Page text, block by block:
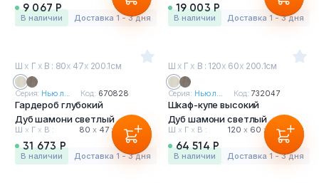
9 067 Р
в наличии Доставка 1 - 3 дня
19 003 Р
в наличии Доставка 1 - 3 дня
Ш х Г х В : 80х 47х 200.1см
Серия: Нью л... Код: 670828
Гардероб глубокий
Дуб шамони светлый
Ш х Г х В : 80 х47 х 200.1 см
31 673 Р
в наличии Доставка 1 - 3 дня
Ш х Г х В : 120х 60х 200.1см
Серия: Нью л... Код: 732047
Шкаф-купе высокий
Дуб шамони светлый
Ш х Г х В : 120 х 60 х 200.1 см
64 514 Р
в наличии Доставка 1 - 3 дня